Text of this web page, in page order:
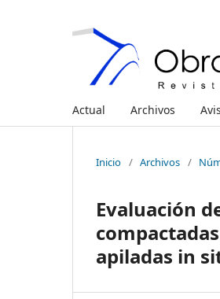
Actual Archivos
Inicio / Archivos /
Evaluación
apiladas in